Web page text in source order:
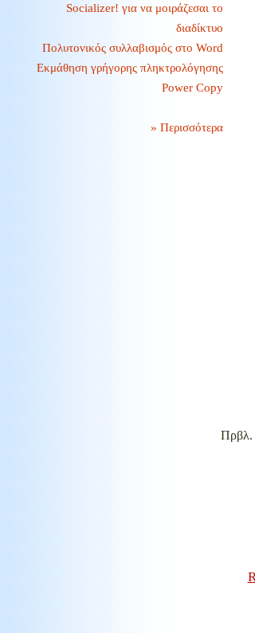
Socializer! για να μοιράζεσαι το
διαδίκτυο
Πολυτονικός συλλαβισμός στο Word
Εκμάθηση γρήγορης πληκτρολόγησης
Power Copy
» Περισσότερα
Πρβλ.